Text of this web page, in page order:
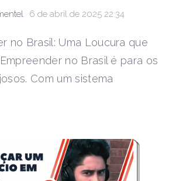
6 de abril de 2025 22:34
no Brasil: Uma Loucura que
no Brasil é para os
Com um sistema